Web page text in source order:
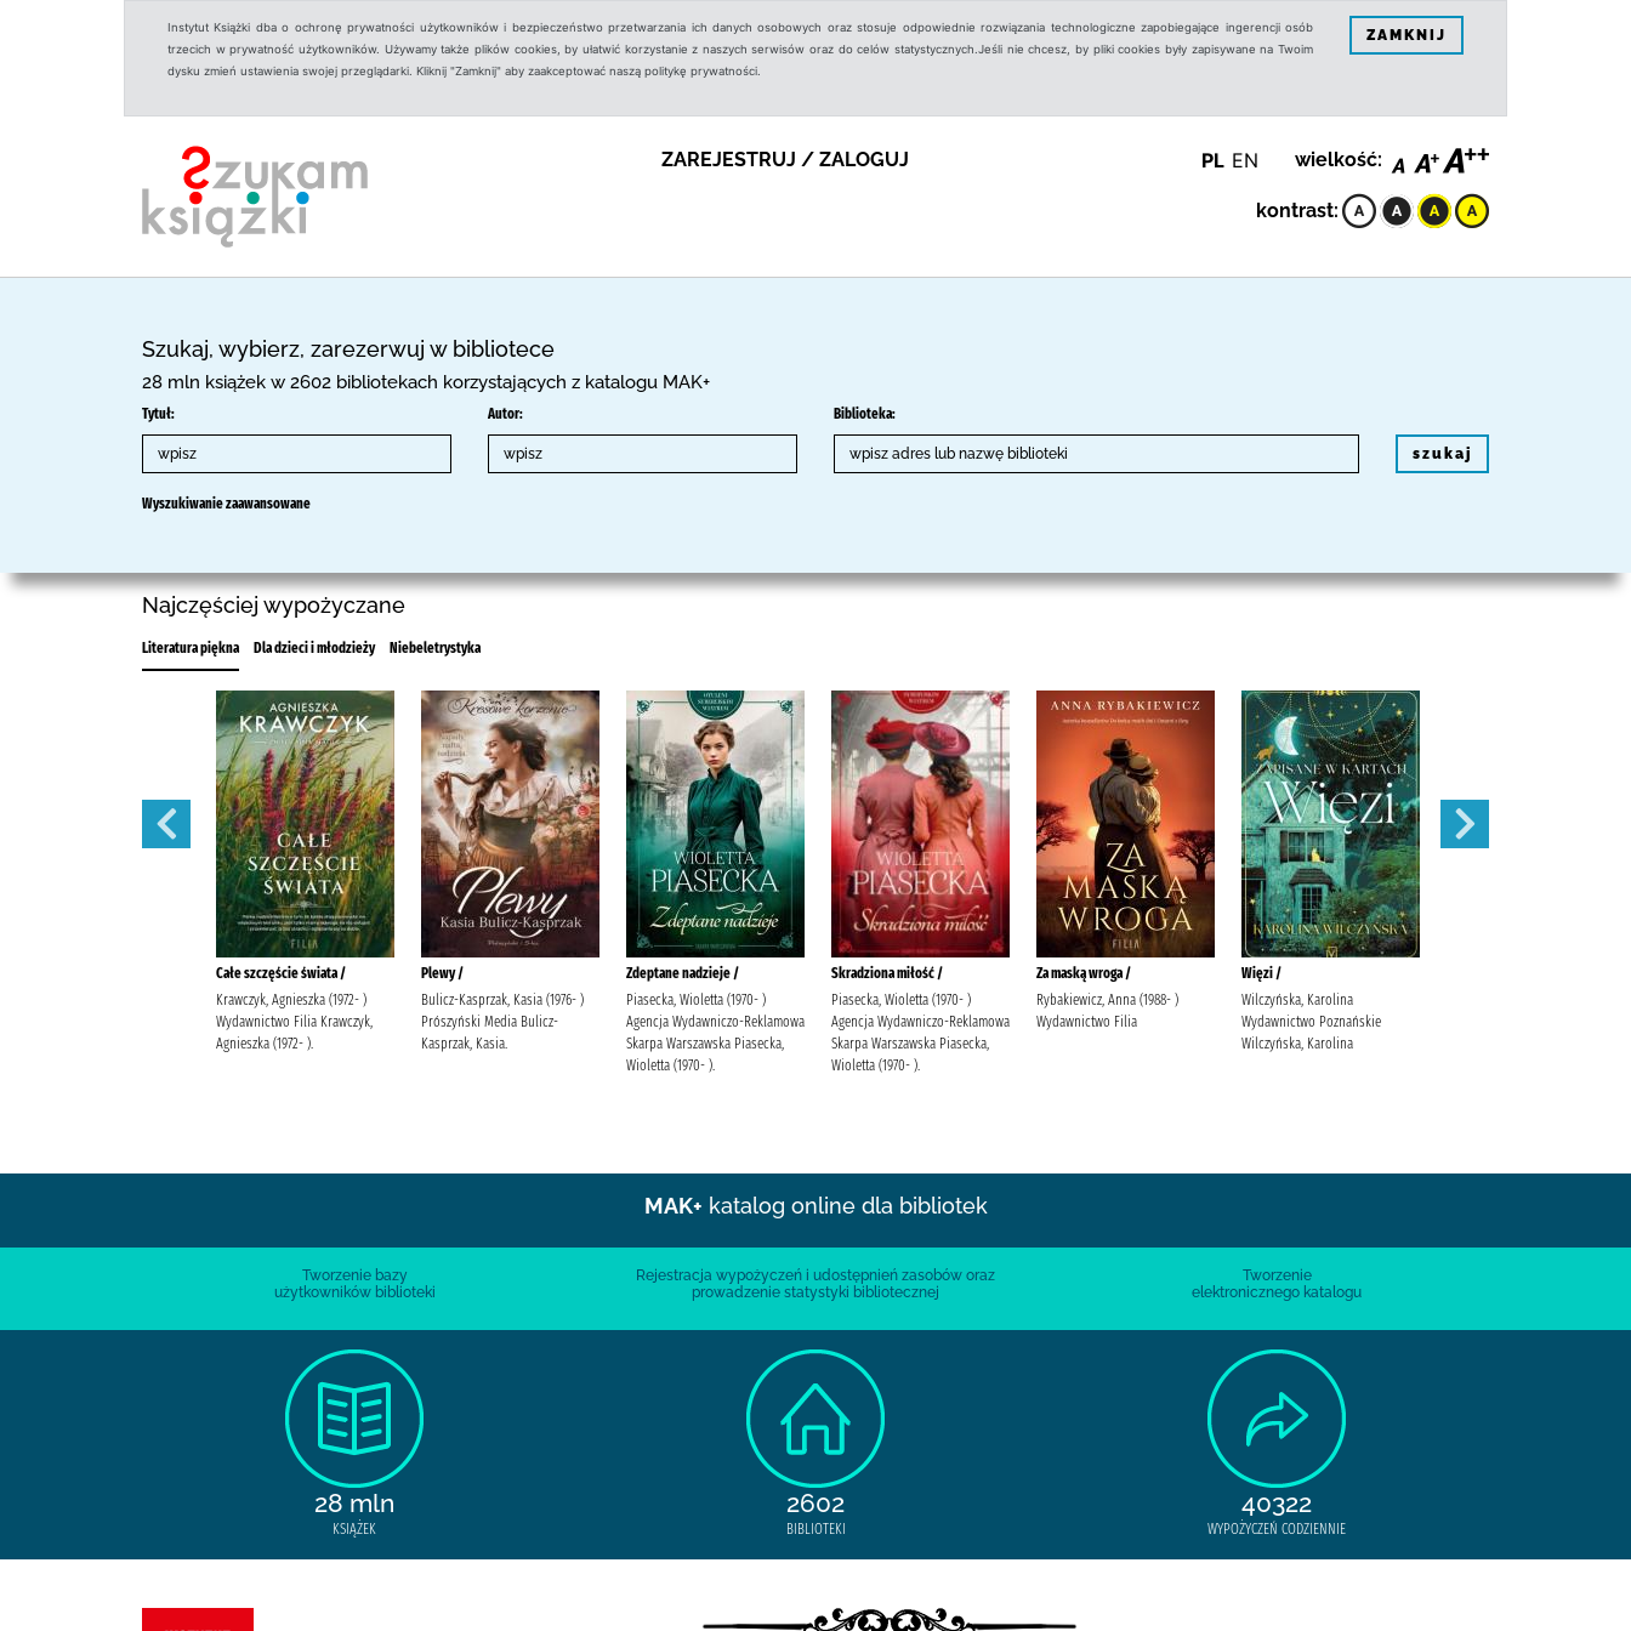
Instytut Książki dba o ochronę prywatności użytkowników i bezpieczeństwo przetwarzania ich danych osobowych oraz stosuje odpowiednie rozwiązania technologiczne zapobiegające ingerencji osób
trzecich w prywatność użytkowników. Używamy także plików cookies, by ułatwić korzystanie z naszych serwisów oraz do celów statystycznych.Jeśli nie chcesz, by pliki cookies były zapisywane na Twoim
dysku zmień ustawienia swojej przeglądarki. Kliknij "Zamknij" aby zaakceptować naszą politykę prywatności.
ZAMKNIJ
ZAREJESTRUJ / ZALOGUJ PL EN wielkość:
kontrast:
Szukaj, wybierz, zarezerwuj w bibliotece
28 mln książek w 2602 bibliotekach korzystających z katalogu MAK+
Tytuł: Autor: Biblioteka:
szukaj
Wyszukiwanie zaawansowane
Najczęściej wypożyczane
Literatura piękna Dla dzieci i młodzieży Niebeletrystyka
Całe szczęście świata /
Krawczyk, Agnieszka (1972- )
Wydawnictwo Filia Krawczyk,
Agnieszka (1972- ).
Plewy /
Bulicz-Kasprzak, Kasia (1976- )
Prószyński Media Bulicz-
Kasprzak, Kasia.
Zdeptane nadzieje /
Piasecka, Wioletta (1970- )
Agencja Wydawniczo-Reklamowa
Skarpa Warszawska Piasecka,
Wioletta (1970- ).
Skradziona miłość /
Piasecka, Wioletta (1970- )
Agencja Wydawniczo-Reklamowa
Skarpa Warszawska Piasecka,
Wioletta (1970- ).
Za maską wroga /
Rybakiewicz, Anna (1988- )
Wydawnictwo Filia
Więzi /
Wilczyńska, Karolina
Wydawnictwo Poznańskie
Wilczyńska, Karolina
MAK+ katalog online dla bibliotek
Tworzenie bazy
użytkowników biblioteki
Rejestracja wypożyczeń i udostępnień zasobów oraz
prowadzenie statystyki bibliotecznej
Tworzenie
elektronicznego katalogu
28 mln
KSIĄŻEK
2602
BIBLIOTEKI
40322
WYPOŻYCZEŃ CODZIENNIE